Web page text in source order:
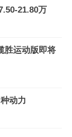
21.80万
胜运动版即将
动力